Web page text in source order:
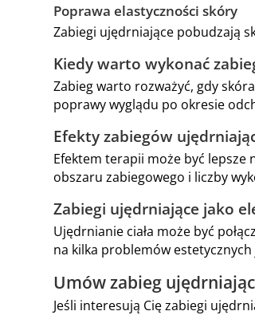
Poprawa elastyczności skóry
Zabiegi ujędrniające pobudzają
Kiedy warto wykonać
Zabieg warto rozważyć, gdy
poprawy wyglądu po okresie
Efekty zabiegów
Efektem terapii może być lepsze
obszaru zabiegowego i liczby
Zabiegi ujędrniające jako
Ujędrnianie ciała może być
na kilka problemów
Umów zabieg
Jeśli interesują Cię zabiegi